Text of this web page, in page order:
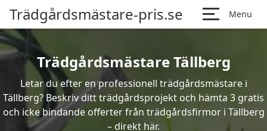
Trädgårdsmästare-pris.se Menu
Trädgårdsmästare Tällberg
Letar du efter en professionell trädgårdsmästare i
Tällberg? Beskriv ditt trädgårdsprojekt och hämta 3 gratis
och icke bindande offerter från trädgårdsfirmor i Tällberg
– direkt här.